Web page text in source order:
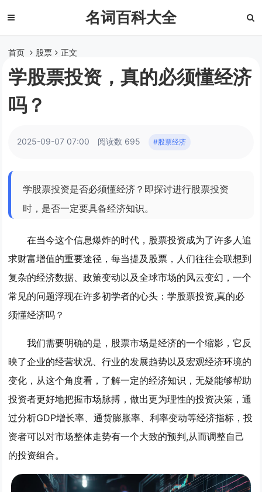
名词百科大全
首页 股票 正文
学股票投资，真的必须懂经济
吗？
2025-09-07 07:00 阅读数 695 #股票经济
学股票投资是否必须懂经济？即探讨进行股票投资
时，是否一定要具备经济知识。
在当今这个信息爆炸的时代，股票投资成为了许多人追
求财富增值的重要途径，每当提及股票，人们往往会联想到
复杂的经济数据、政策变动以及全球市场的风云变幻，一个
常见的问题浮现在许多初学者的心头：学股票投资,真的必
须懂经济吗？
我们需要明确的是，股票市场是经济的一个缩影，它反
映了企业的经营状况、行业的发展趋势以及宏观经济环境的
变化，从这个角度看，了解一定的经济知识，无疑能够帮助
投资者更好地把握市场脉搏，做出更为理性的投资决策，通
过分析GDP增长率、通货膨胀率、利率变动等经济指标，投
资者可以对市场整体走势有一个大致的预判,从而调整自己
的投资组合。